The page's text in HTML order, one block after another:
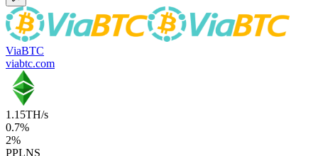
ViaBTC
viabtc.com
1.15TH/s
0.7%
2%
PPLNS